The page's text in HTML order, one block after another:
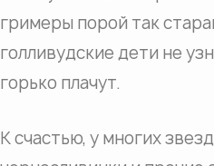
гримеры порой так
голливудские дети не
горько плачут.
К счастью, у многих